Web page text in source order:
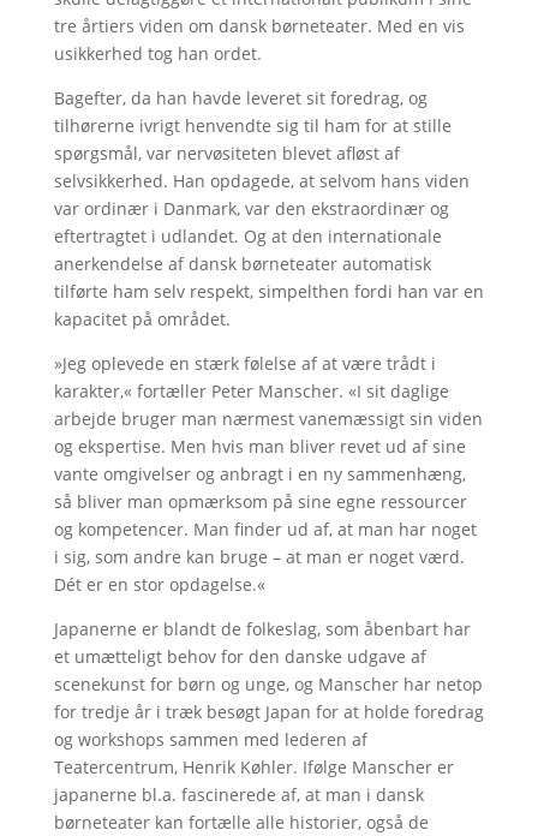
tre årtiers viden om dansk børneteater. Med en vis
usikkerhed tog han ordet.
Bagefter, da han havde leveret sit foredrag, og
tilhørerne ivrigt henvendte sig til ham for at stille
spørgsmål, var nervøsiteten blevet afløst af
selvsikkerhed. Han opdagede, at selvom hans viden
var ordinær i Danmark, var den ekstraordinær og
eftertragtet i udlandet. Og at den internationale
anerkendelse af dansk børneteater automatisk
tilførte ham selv respekt, simpelthen fordi han var en
kapacitet på området.
»Jeg oplevede en stærk følelse af at være trådt i
karakter,« fortæller Peter Manscher. «I sit daglige
arbejde bruger man nærmest vanemæssigt sin viden
og ekspertise. Men hvis man bliver revet ud af sine
vante omgivelser og anbragt i en ny sammenhæng,
så bliver man opmærksom på sine egne ressourcer
og kompetencer. Man finder ud af, at man har noget
i sig, som andre kan bruge – at man er noget værd.
Dét er en stor opdagelse.«
Japanerne er blandt de folkeslag, som åbenbart har
et umætteligt behov for den danske udgave af
scenekunst for børn og unge, og Manscher har netop
for tredje år i træk besøgt Japan for at holde foredrag
og workshops sammen med lederen af
Teatercentrum, Henrik Køhler. Ifølge Manscher er
japanerne bl.a. fascinerede af, at man i dansk
børneteater kan fortælle alle historier, også de